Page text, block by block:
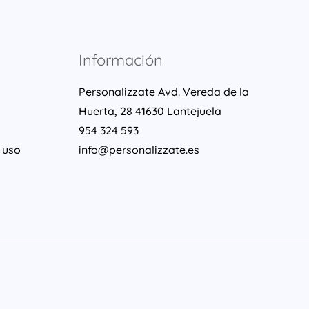
Información
Personalizzate Avd. Vereda de la
Huerta, 28 41630 Lantejuela
954 324 593
info@personalizzate.es